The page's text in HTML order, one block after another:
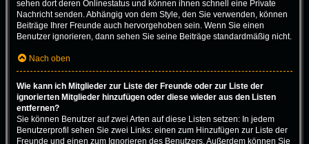
sehen dort deren Onlinestatus und können ihnen schnell eine Private
Nachricht senden. Abhängig von dem Style, den Sie verwenden, können
Beiträge Ihrer Freunde auch hervorgehoben sein. Wenn Sie einen
Benutzer ignorieren, dann sehen Sie seine Beiträge standardmäßig nicht.
Nach oben
Wie kann ich Mitglieder zur Liste der Freunde oder zur Liste der
ignorierten Mitglieder hinzufügen oder diese wieder aus den Listen
entfernen?
Sie können Benutzer auf zwei Arten auf diese Listen setzen: In jedem
Benutzerprofil sehen Sie zwei Links: einen zum Hinzufügen zur Liste der
Freunde und einen zum Ignorieren des Benutzers. Außerdem können Sie